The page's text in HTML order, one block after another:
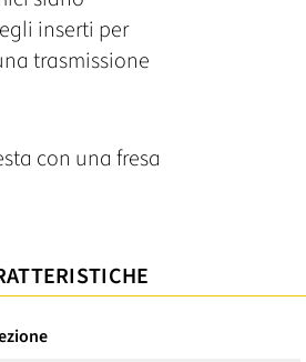
inserti per
trasmissione
con una fresa